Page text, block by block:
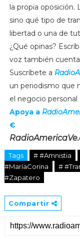
la propia oposición.
sino qué tipo de
libertad o una de
¿Qué opinas?
voz también
Suscríbete a
un periodismo que
el negocio personal
Apoya a
€
Tags # #Amnistia
#MaríaCorina
#
#Zapatero
Compartir